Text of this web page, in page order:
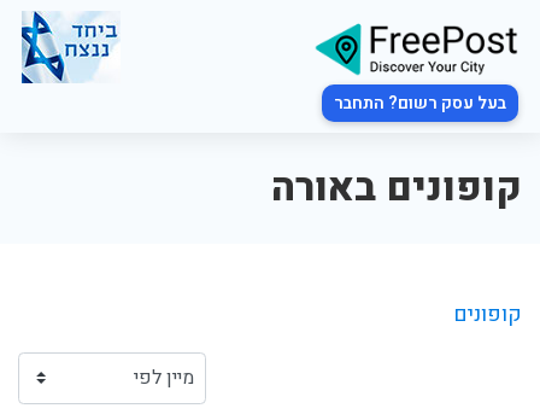
בעל עסק רשום? התחבר
קופונים באורה
קופונים